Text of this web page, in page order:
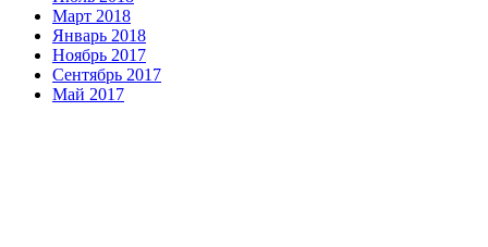
Март 2018
Январь 2018
Ноябрь 2017
Сентябрь 2017
Май 2017